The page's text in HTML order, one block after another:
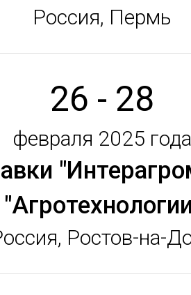
Россия, Пермь
26 - 28
февраля 2025 года
Ростов-на-